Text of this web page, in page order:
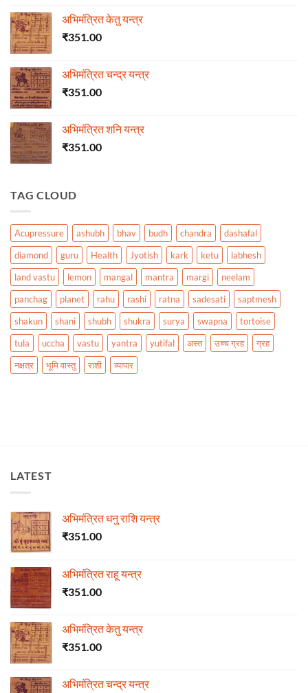
अभिमंत्रित केतु यन्त्र
₹351.00
अभिमंत्रित चन्द्र यन्त्र
₹351.00
अभिमंत्रित शनि यन्त्र
₹351.00
TAG CLOUD
Acupressure ashubh bhav budh chandra
dashafal
diamond
guru Health Jyotish kark ketu
labhesh
land vastu
lemon mangal mantra margi
neelam
panchag
planet rahu rashi ratna sadesati
saptmesh
shakun
shani shubh shukra surya swapna
tortoise
tula
uccha vastu yantra yutifal अस्त उच्च ग्रह
ग्रह
नक्षत्र
भूमि वास्तु राशी व्यापार
LATEST
अभिमंत्रित धनु राशि यन्त्र
₹351.00
अभिमंत्रित राहू यन्त्र
₹351.00
अभिमंत्रित केतु यन्त्र
₹351.00
अभिमंत्रित चन्द्र यन्त्र